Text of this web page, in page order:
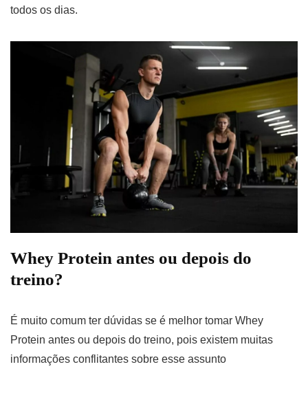
todos os dias.
Whey Protein antes ou depois do
treino?
É muito comum ter dúvidas se é melhor tomar Whey
Protein antes ou depois do treino, pois existem muitas
informações conflitantes sobre esse assunto